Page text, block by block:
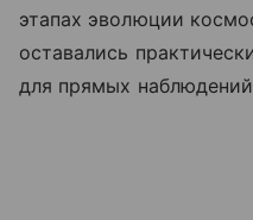
этапах эволюции
оставались
для прямых